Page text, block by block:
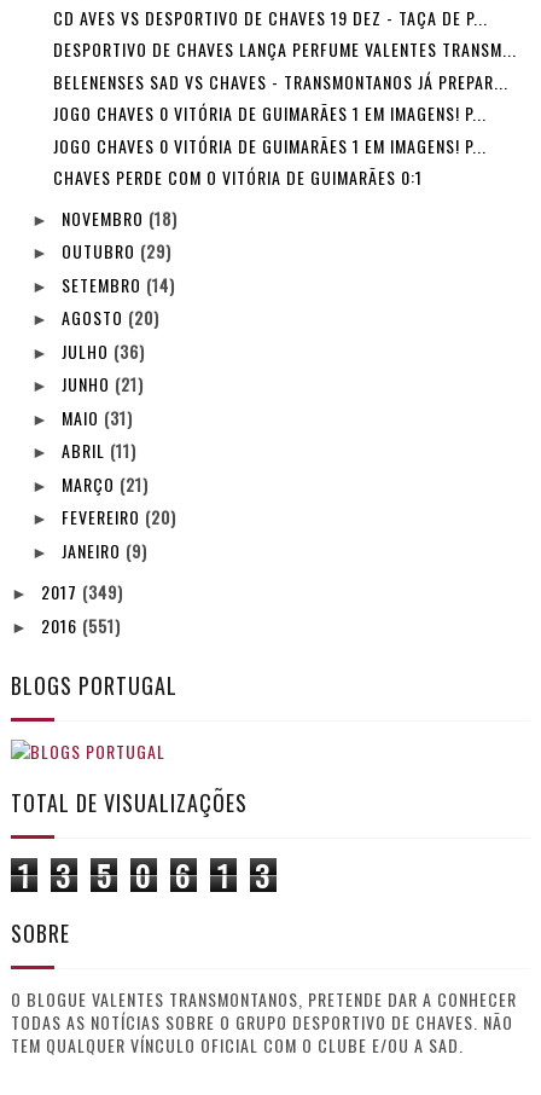
CD AVES VS DESPORTIVO DE CHAVES 19 DEZ - TAÇA DE P...
DESPORTIVO DE CHAVES LANÇA PERFUME VALENTES TRANSM...
BELENENSES SAD VS CHAVES - TRANSMONTANOS JÁ PREPAR...
JOGO CHAVES 0 VITÓRIA DE GUIMARÃES 1 EM IMAGENS! P...
JOGO CHAVES 0 VITÓRIA DE GUIMARÃES 1 EM IMAGENS! P...
CHAVES PERDE COM O VITÓRIA DE GUIMARÃES 0:1
► NOVEMBRO (18)
► OUTUBRO (29)
► SETEMBRO (14)
► AGOSTO (20)
► JULHO (36)
► JUNHO (21)
► MAIO (31)
► ABRIL (11)
► MARÇO (21)
► FEVEREIRO (20)
► JANEIRO (9)
► 2017 (349)
► 2016 (551)
BLOGS PORTUGAL
TOTAL DE VISUALIZAÇÕES
1 3 5 0 6 1 3
SOBRE
O BLOGUE VALENTES TRANSMONTANOS, PRETENDE DAR A CONHECER
TODAS AS NOTÍCIAS SOBRE O GRUPO DESPORTIVO DE CHAVES. NÃO
TEM QUALQUER VÍNCULO OFICIAL COM O CLUBE E/OU A SAD.